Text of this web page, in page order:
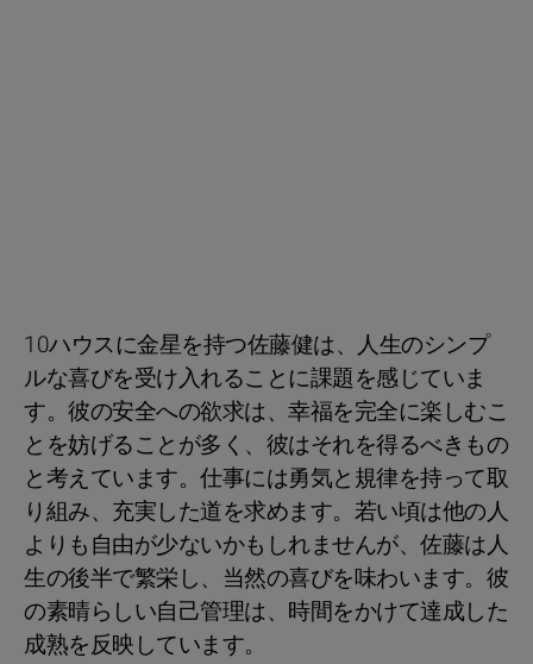
10ハウスに金星を持つ佐藤健は、人生のシンプ
ルな喜びを受け入れることに課題を感じていま
す。彼の安全への欲求は、幸福を完全に楽しむこ
とを妨げることが多く、彼はそれを得るべきもの
と考えています。仕事には勇気と規律を持って取
り組み、充実した道を求めます。若い頃は他の人
よりも自由が少ないかもしれませんが、佐藤は人
生の後半で繁栄し、当然の喜びを味わいます。彼
の素晴らしい自己管理は、時間をかけて達成した
成熟を反映しています。